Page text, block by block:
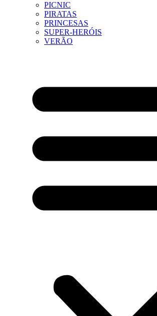
PICNIC
PIRATAS
PRINCESAS
SUPER-HERÓIS
VERÃO